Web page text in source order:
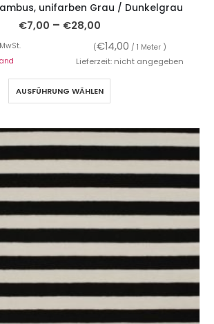
unifarben Grau / Dunkelgrau
€7,00 – €28,00
(€14,00 / 1 Meter )
Lieferzeit: nicht angegeben
AUSFÜHRUNG WÄHLEN